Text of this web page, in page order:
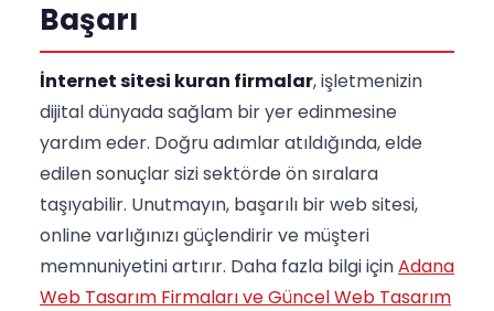
Başarı
İnternet sitesi kuran firmalar, işletmenizin
dijital dünyada sağlam bir yer edinmesine
yardım eder. Doğru adımlar atıldığında, elde
edilen sonuçlar sizi sektörde ön sıralara
taşıyabilir. Unutmayın, başarılı bir web sitesi,
online varlığınızı güçlendirir ve müşteri
memnuniyetini artırır. Daha fazla bilgi içinAdana
Web Tasarım Firmaları ve Güncel Web Tasarım